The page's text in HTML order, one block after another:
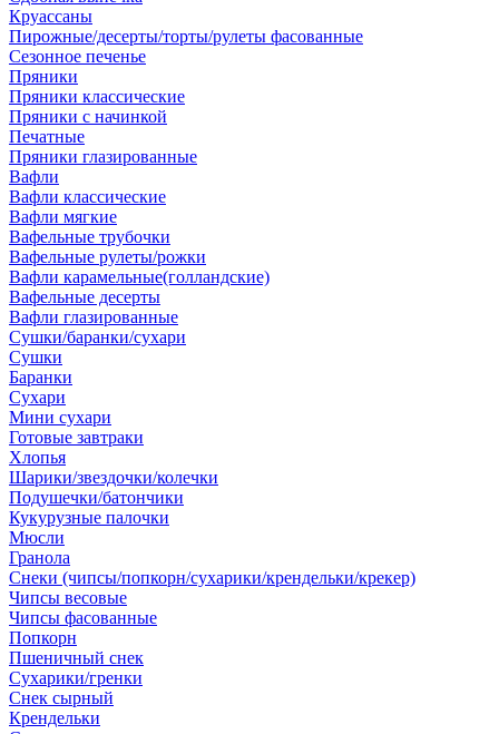
Круассаны
Пирожные/десерты/торты/рулеты фасованные
Сезонное печенье
Пряники
Пряники классические
Пряники с начинкой
Печатные
Пряники глазированные
Вафли
Вафли классические
Вафли мягкие
Вафельные трубочки
Вафельные рулеты/рожки
Вафли карамельные(голландские)
Вафельные десерты
Вафли глазированные
Сушки/баранки/сухари
Сушки
Баранки
Сухари
Мини сухари
Готовые завтраки
Хлопья
Шарики/звездочки/колечки
Подушечки/батончики
Кукурузные палочки
Мюсли
Гранола
Снеки (чипсы/попкорн/сухарики/крендельки/крекер)
Чипсы весовые
Чипсы фасованные
Попкорн
Пшеничный снек
Сухарики/гренки
Снек сырный
Крендельки